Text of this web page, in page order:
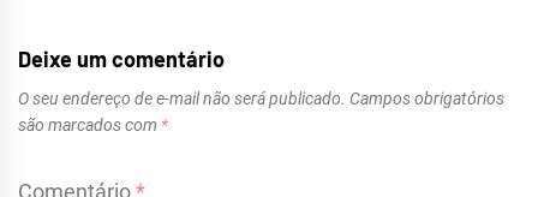
Deixe um comentário
O seu endereço de e-mail não será publicado. Campos obrigatórios
são marcados com *